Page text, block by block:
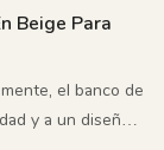
Beige Para
el banco de
y a un diseño